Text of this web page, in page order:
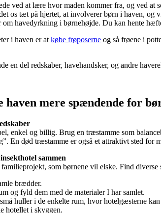
ved at lære hvor maden kommer fra, og ved at
os tæt på hjertet, at involverer børn i haven, og
havedyrkning i børnehøjde. Du kan hente
i haven er at købe frøposerne og så frøene i
en del redskaber, havehandsker, og andre
haven mere spændende for
enkel og billig. Brug en træstamme som
En død træstamme er også et attraktivt sted for
sammen
som børnene vil elske. Find
brædder.
og fyld dem med de materialer I har samlet.
huller i de enkelte rum, hvor hotelgæsterne
hotellet i skyggen.